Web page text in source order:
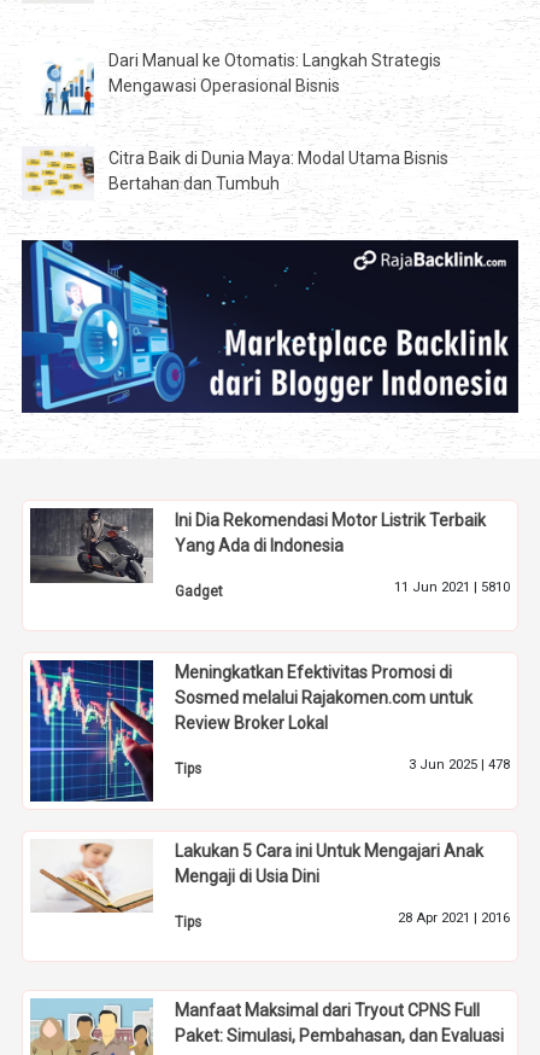
Dari Manual ke Otomatis: Langkah Strategis
Mengawasi Operasional Bisnis
Citra Baik di Dunia Maya: Modal Utama Bisnis
Bertahan dan Tumbuh
Ini Dia Rekomendasi Motor Listrik Terbaik
Yang Ada di Indonesia
Gadget 11 Jun 2021 | 5810
Meningkatkan Efektivitas Promosi di
Sosmed melalui Rajakomen.com untuk
Review Broker Lokal
Tips 3 Jun 2025 | 478
Lakukan 5 Cara ini Untuk Mengajari Anak
Mengaji di Usia Dini
Tips 28 Apr 2021 | 2016
Manfaat Maksimal dari Tryout CPNS Full
Paket: Simulasi, Pembahasan, dan Evaluasi